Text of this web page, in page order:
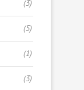
reto:...
(3)
(5)
(1)
(3)